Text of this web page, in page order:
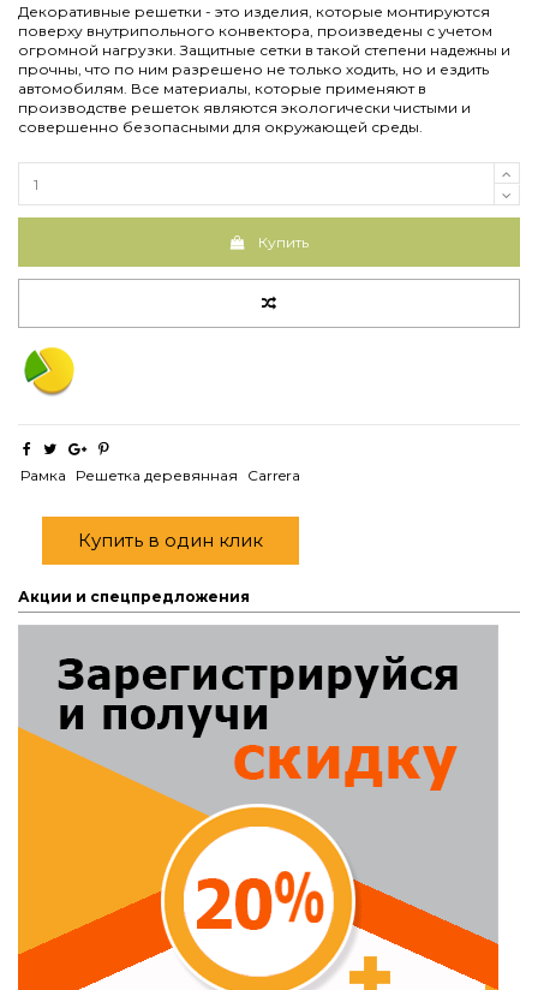
Декоративные решетки - это изделия, которые монтируются
поверху внутрипольного конвектора, произведены с учетом
огромной нагрузки. Защитные сетки в такой степени надежны и
прочны, что по ним разрешено не только ходить, но и ездить
автомобилям. Все материалы, которые применяют в
производстве решеток являются экологически чистыми и
совершенно безопасными для окружающей среды.
Купить
Рамка Решетка деревянная Carrera
Купить в один клик
Акции и спецпредложения